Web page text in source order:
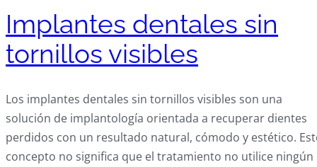
Implantes dentales sin
tornillos visibles
Los implantes dentales sin tornillos visibles son una
solución de implantología orientada a recuperar dientes
perdidos con un resultado natural, cómodo y estético.
concepto no significa que el tratamiento no utilice ningún